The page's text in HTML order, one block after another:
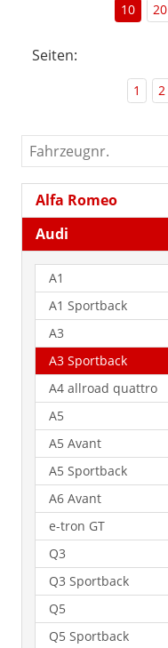
10 20
Seiten:
1 2
Fahrzeugnr.
Alfa Romeo
Audi
A1
A1 Sportback
A3
A3 Sportback
A4 allroad quattro
A5
A5 Avant
A5 Sportback
A6 Avant
e-tron GT
Q3
Q3 Sportback
Q5
Q5 Sportback